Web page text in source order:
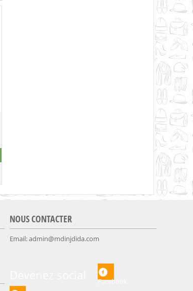
DA
RUPTURE DE
NOUS CONTACTER
Email:admin@mdinjdida.com
Facebook